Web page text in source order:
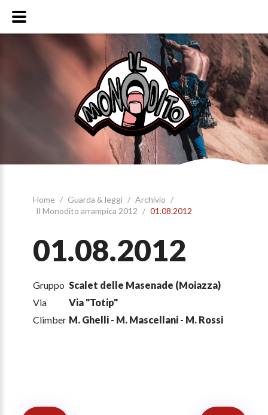
Home / Guarda & leggi / Archivio /
Il Monodito arrampica 2012 / 01.08.2012
01.08.2012
Gruppo Scalet delle Masenade (Moiazza)
Via
Via "Totip"
Climber M. Ghelli - M. Mascellani - M. Rossi